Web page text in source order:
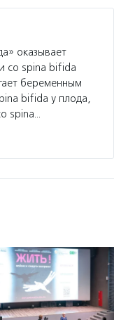
оказывает
со spina bifida
беременным
bifida у плода,
spina…